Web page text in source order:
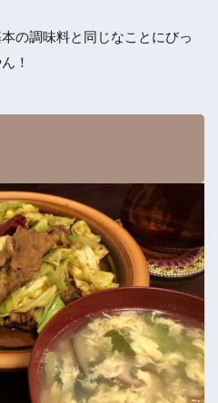
の調味料と同じなことにびっ
！